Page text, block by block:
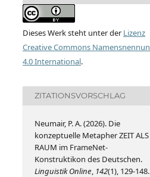
Dieses Werk steht unter derLizenz
Creative Commons
4.0 International.
ZITATIONSVORSCHLAG
Neumair, P. A. (2026). Die
konzeptuelle Metapher ZEIT ALS
RAUM im FrameNet-
Konstruktikon des Deutschen.
Linguistik Online, 142(1), 129-148.